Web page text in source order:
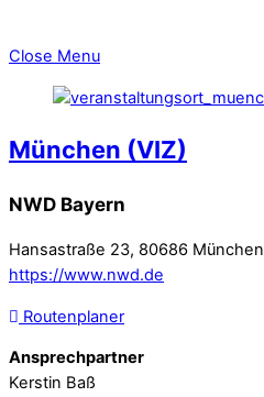
Close Menu
München (VIZ)
NWD Bayern
Hansastraße 23, 80686 München
https://www.nwd.de
Routenplaner
Ansprechpartner
Kerstin Baß